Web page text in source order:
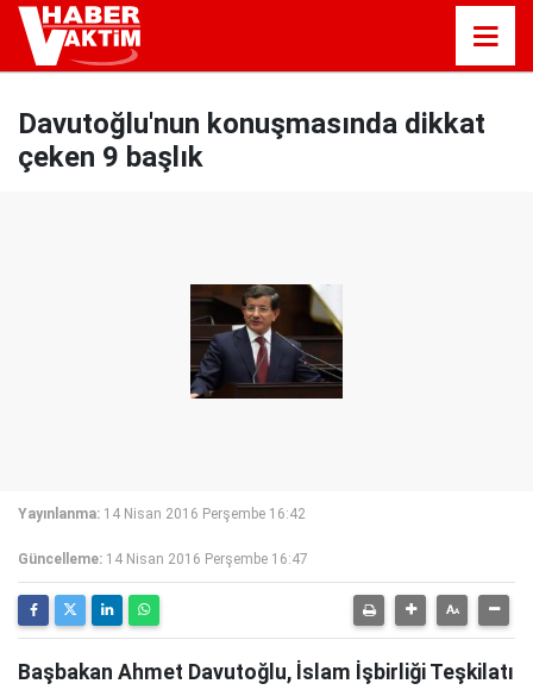
Davutoğlu'nun konuşmasında dikkat
çeken 9 başlık
Yayınlanma: 14 Nisan 2016 Perşembe 16:42
Güncelleme: 14 Nisan 2016 Perşembe 16:47
Başbakan Ahmet Davutoğlu, İslam İşbirliği Teşkilatı